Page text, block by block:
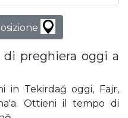
preghiera oggi a
in Tekirdağ oggi, Fajr,
Ottieni il tempo di